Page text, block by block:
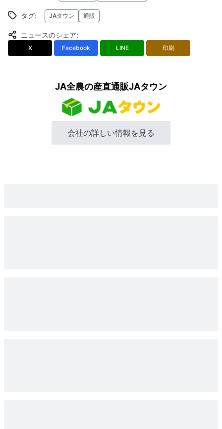
タグ: JAタウン 通販
ニュースのシェア:
X Facebook LINE 印刷
JA全農の産直通販JAタウン
会社の詳しい情報を見る